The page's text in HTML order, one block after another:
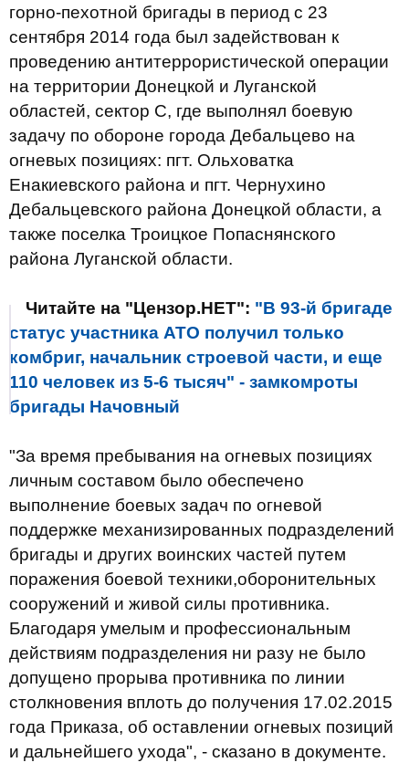
горно-пехотной бригады в период с 23
сентября 2014 года был задействован к
проведению антитеррористической операции
на территории Донецкой и Луганской
областей, сектор С, где выполнял боевую
задачу по обороне города Дебальцево на
огневых позициях: пгт. Ольховатка
Енакиевского района и пгт. Чернухино
Дебальцевского района Донецкой области, а
также поселка Троицкое Попаснянского
района Луганской области.
Читайте на "Цензор.НЕТ": "В 93-й бригаде
статус участника АТО получил только
комбриг, начальник строевой части, и еще
110 человек из 5-6 тысяч" - замкомроты
бригады Начовный
"За время пребывания на огневых позициях
личным составом было обеспечено
выполнение боевых задач по огневой
поддержке механизированных подразделений
бригады и других воинских частей путем
поражения боевой техники,оборонительных
сооружений и живой силы противника.
Благодаря умелым и профессиональным
действиям подразделения ни разу не было
допущено прорыва противника по линии
столкновения вплоть до получения 17.02.2015
года Приказа, об оставлении огневых позиций
и дальнейшего ухода", - сказано в документе.